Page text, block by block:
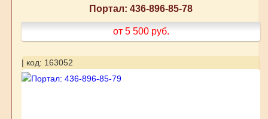
Портал: 436-896-85-78
от 5 500 руб.
| код: 163052